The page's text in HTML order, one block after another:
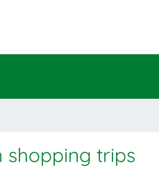
trips